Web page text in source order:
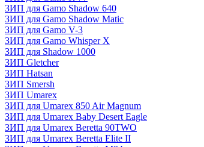
ЗИП для Gamo Shadow 640
ЗИП для Gamo Shadow Matic
ЗИП для Gamo V-3
ЗИП для Gamo Whisper X
ЗИП для Shadow 1000
ЗИП Gletcher
ЗИП Hatsan
ЗИП Smersh
ЗИП Umarex
ЗИП для Umarex 850 Air Magnum
ЗИП для Umarex Baby Desert Eagle
ЗИП для Umarex Beretta 90TWO
ЗИП для Umarex Beretta Elite II